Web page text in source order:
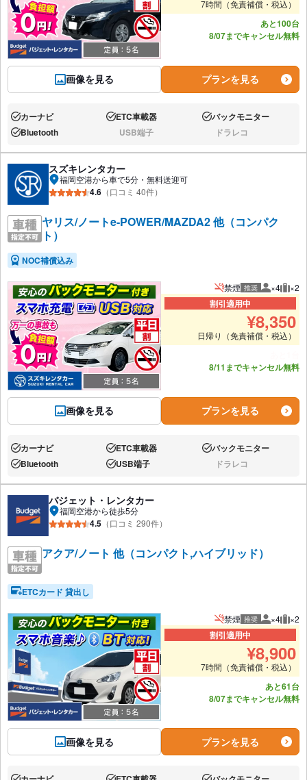
画像を見る
7時間（免責補償・税込）
あと100台
8/07までキャンセル無料
プランを見る
あり:カーナビ あり:ETC車載器 あり:バックモニター
あり:Bluetooth なし:USB端子 なし:ドラレコ
スズキレンタカー
福岡空港から車で5分・無料送迎可
4.6 （口コミ 40件）
ヤリス/ノートe-POWER/MAZDA2 他（コンパク
ト）
NOC補償込み
画像を見る
禁煙 推奨 推奨人数
×4 推
×2
割引適用中
¥8,350
日帰り（免責補償・税込）
8/11までキャンセル無料
プランを見る
あり:カーナビ あり:ETC車載器 あり:バックモニター
あり:Bluetooth あり:USB端子 なし:ドラレコ
バジェット・レンタカー
福岡空港から徒歩5分
4.5 （口コミ 290件）
アクア/ノート 他（コンパクト,ハイブリッド）
ETCカード 貸出し
画像を見る
禁煙 推奨 推奨人数
×4 推
×2
割引適用中
¥8,900
7時間（免責補償・税込）
あと61台
8/07までキャンセル無料
プランを見る